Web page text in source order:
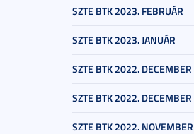
SZTE BTK 2023. FEBRUÁR
SZTE BTK 2023. JANUÁR
SZTE BTK 2022. DECEMBER
SZTE BTK 2022. DECEMBER
SZTE BTK 2022. NOVEMBER